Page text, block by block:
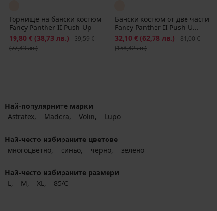
Горнище на бански костюм
Fancy Panther II Push-Up
Намаление
19,80 € (38,73 лв.) Първоначална цена
39,59 €
(77,43 лв.)
Бански костюм от две части
Fancy Panther II Push-U...
Намаление
32,10 € (62,78 лв.)
81,00 €
(158,42 лв.)
Най-популярните марки
Astratex
Madora Volin Lupo
Най-често избираните цветове
многоцветно
синьо черно зелено
Най-често избираните размери
L
M XL 85/C